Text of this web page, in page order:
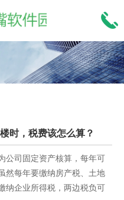
时，税费该怎么算？
公司固定资产核算，每年可
然每年要缴纳房产税、土地
纳企业所得税，两边税负可